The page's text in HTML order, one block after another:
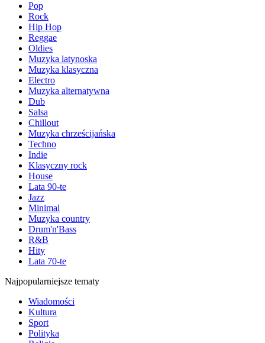
Pop
Rock
Hip Hop
Reggae
Oldies
Muzyka latynoska
Muzyka klasyczna
Electro
Muzyka alternatywna
Dub
Salsa
Chillout
Muzyka chrześcijańska
Techno
Indie
Klasyczny rock
House
Lata 90-te
Jazz
Minimal
Muzyka country
Drum'n'Bass
R&B
Hity
Lata 70-te
Najpopularniejsze tematy
Wiadomości
Kultura
Sport
Polityka